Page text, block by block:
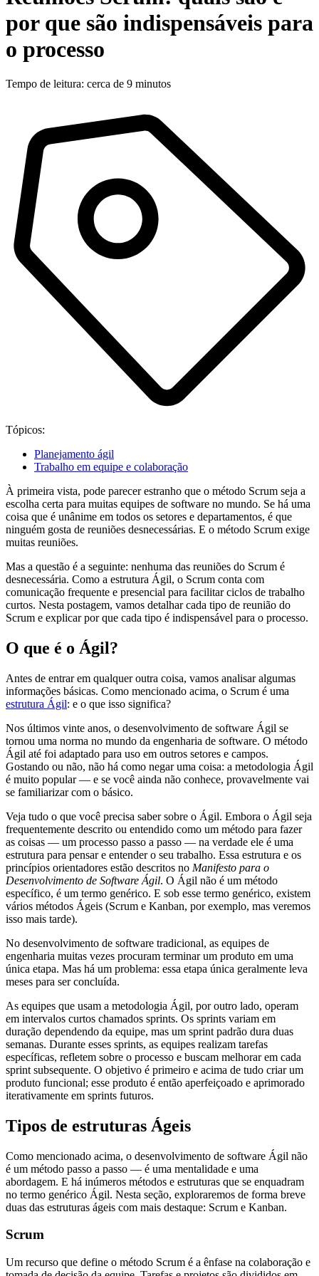
por que são indispensáveis para
o processo
Tempo de leitura: cerca de 9 minutos
Tópicos:
Planejamento ágil
Trabalho em equipe e colaboração
À primeira vista, pode parecer estranho que o método Scrum seja a
escolha certa para muitas equipes de software no mundo. Se há uma
coisa que é unânime em todos os setores e departamentos, é que
ninguém gosta de reuniões desnecessárias. E o método Scrum exige
muitas reuniões.
Mas a questão é a seguinte: nenhuma das reuniões do Scrum é
desnecessária. Como a estrutura Ágil, o Scrum conta com
comunicação frequente e presencial para facilitar ciclos de trabalho
curtos. Nesta postagem, vamos detalhar cada tipo de reunião do
Scrum e explicar por que cada tipo é indispensável para o processo.
O que é o Ágil?
Antes de entrar em qualquer outra coisa, vamos analisar algumas
informações básicas. Como mencionado acima, o Scrum é uma
estrutura Ágil: e o que isso significa?
Nos últimos vinte anos, o desenvolvimento de software Ágil se
tornou uma norma no mundo da engenharia de software. O método
Ágil até foi adaptado para uso em outros setores e campos.
Gostando ou não, não há como negar uma coisa: a metodologia Ágil
é muito popular — e se você ainda não conhece, provavelmente vai
se familiarizar com o básico.
Veja tudo o que você precisa saber sobre o Ágil. Embora o Ágil seja
frequentemente descrito ou entendido como um método para fazer
as coisas — um processo passo a passo — na verdade ele é uma
estrutura para pensar e entender o seu trabalho. Essa estrutura e os
princípios orientadores estão descritos no Manifesto para o
Desenvolvimento de Software Ágil. O Ágil não é um método
específico, é um termo genérico. E sob esse termo genérico, existem
vários métodos Ágeis (Scrum e Kanban, por exemplo, mas veremos
isso mais tarde).
No desenvolvimento de software tradicional, as equipes de
engenharia muitas vezes procuram terminar um produto em uma
única etapa. Mas há um problema: essa etapa única geralmente leva
meses para ser concluída.
As equipes que usam a metodologia Ágil, por outro lado, operam
em intervalos curtos chamados sprints. Os sprints variam em
duração dependendo da equipe, mas um sprint padrão dura duas
semanas. Durante esses sprints, as equipes realizam tarefas
específicas, refletem sobre o processo e buscam melhorar em cada
sprint subsequente. O objetivo é primeiro e acima de tudo criar um
produto funcional; esse produto é então aperfeiçoado e aprimorado
iterativamente em sprints futuros.
Tipos de estruturas Ágeis
Como mencionado acima, o desenvolvimento de software Ágil não
é um método passo a passo — é uma mentalidade e uma
abordagem. E há inúmeros métodos e estruturas que se enquadram
no termo genérico Ágil. Nesta seção, exploraremos de forma breve
duas das estruturas ágeis com mais destaque: Scrum e Kanban.
Scrum
Um recurso que define o método Scrum é a ênfase na colaboração e